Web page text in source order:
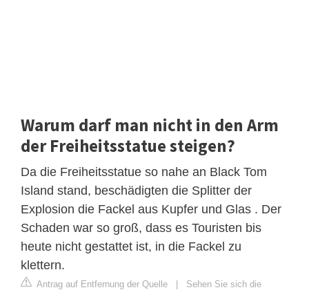
Warum darf man nicht in den Arm
der Freiheitsstatue steigen?
Da die Freiheitsstatue so nahe an Black Tom
Island stand, beschädigten die Splitter der
Explosion die Fackel aus Kupfer und Glas . Der
Schaden war so groß, dass es Touristen bis
heute nicht gestattet ist, in die Fackel zu
klettern.
Antrag auf Entfernung der Quelle | Sehen Sie sich die